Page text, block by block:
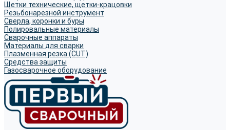
Щетки технические, щетки-крацовки
Резьбонарезной инструмент
Сверла, коронки и буры
Полировальные материалы
Сварочные аппараты
Материалы для сварки
Плазменная резка (CUT)
Средства защиты
Газосварочное оборудование